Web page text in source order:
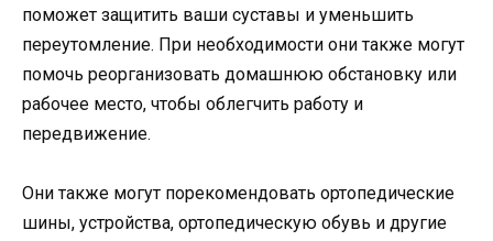
поможет защитить ваши суставы и уменьшить
переутомление. При необходимости они также могут
помочь реорганизовать домашнюю обстановку или
рабочее место, чтобы облегчить работу и
передвижение.
Они также могут порекомендовать ортопедические
шины, устройства, ортопедическую обувь и другие